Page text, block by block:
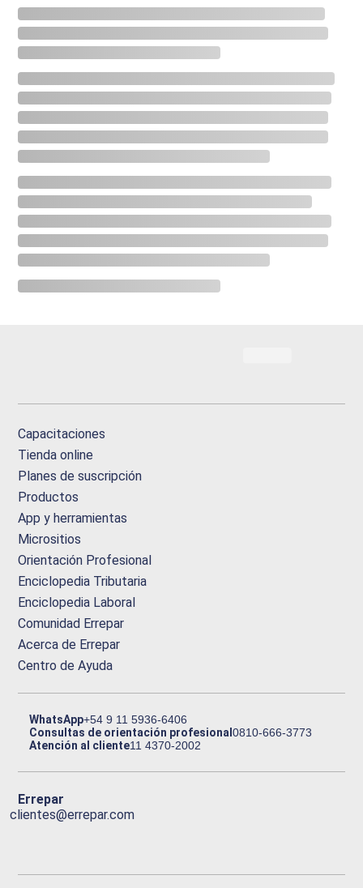
Capacitaciones
Tienda online
Planes de suscripción
Productos
App y herramientas
Micrositios
Orientación Profesional
Enciclopedia Tributaria
Enciclopedia Laboral
Comunidad Errepar
Acerca de Errepar
Centro de Ayuda
WhatsApp+54 9 11 5936-6406
Consultas de orientación profesional0810-666-3773
Atención al cliente11 4370-2002
Errepar
clientes@errepar.com